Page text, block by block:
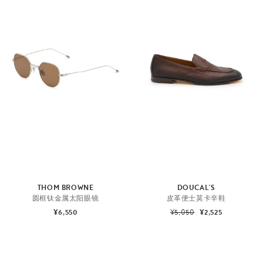
THOM BROWNE
圆框钛金属太阳眼镜
¥6,550
DOUCAL'S
皮革便士莫卡辛鞋
¥5,050 ¥2,525